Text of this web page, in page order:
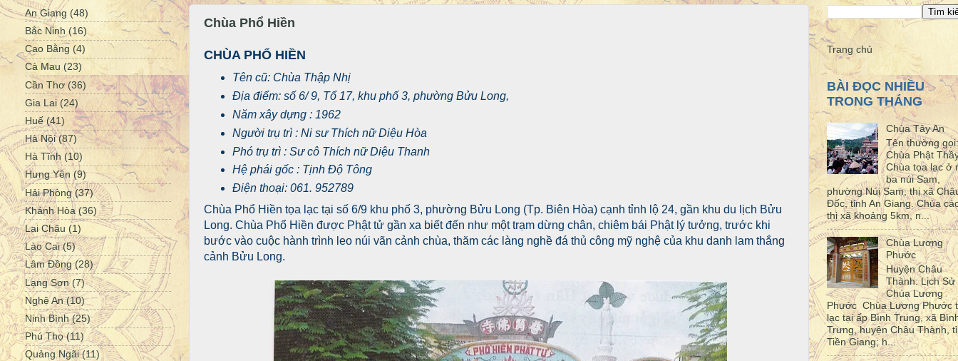
Chùa Phổ Hiền
CHÙA PHỔ HIỀN
Tên cũ: Chùa Thập Nhị
Địa điểm: số 6/ 9, Tổ 17, khu phố 3, phường Bửu Long,
Năm xây dựng : 1962
Người trụ trì : Ni sư Thích nữ Diệu Hòa
Phó trụ trì : Sư cô Thích nữ Diệu Thanh
Hệ phái gốc : Tịnh Độ Tông
Điện thoại: 061. 952789
Chùa Phổ Hiền tọa lạc tại số 6/9 khu phố 3, phường Bửu Long (Tp. Biên Hòa) cạnh tỉnh lộ 24, gần khu du lịch Bửu
Long. Chùa Phổ Hiền được Phật tử gần xa biết đến như một trạm dừng chân, chiêm bái Phật lý tưởng, trước khi
bước vào cuộc hành trình leo núi vãn cảnh chùa, thăm các làng nghề đá thủ công mỹ nghệ của khu danh lam thắng
cảnh Bửu Long.
An Giang (48)
Bắc Ninh (16)
Cao Bằng (4)
Cà Mau (23)
Cần Thơ (36)
Gia Lai (24)
Huế (41)
Hà Nội (87)
Hà Tĩnh (10)
Hưng Yên (9)
Hải Phòng (37)
Khánh Hòa (36)
Lai Châu (1)
Lào Cai (5)
Lâm Đồng (28)
Lạng Sơn (7)
Nghệ An (10)
Ninh Bình (25)
Phú Thọ (11)
Quảng Ngãi (11)
Trang chủ
BÀI ĐỌC NHIỀU
TRONG THÁNG
Chùa Tây An
Tên thường gọi:
Chùa Phật
Chùa tọa lạc ở
ba núi Sam,
phường Núi Sam, thị xã
Đốc, tỉnh An Giang. Chùa
thị xã khoảng 5km, n...
Chùa Lương
Phước
Huyện Châu
Thành: Lịch Sử
Chùa Lương
Phước Chùa Lương Phước
lạc tại ấp Bình Trung, xã
Trưng, huyện Châu Thành,
Tiền Giang; h...